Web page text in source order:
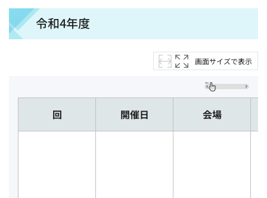
令和4年度
画面サイズで表示
回 開催日 会場